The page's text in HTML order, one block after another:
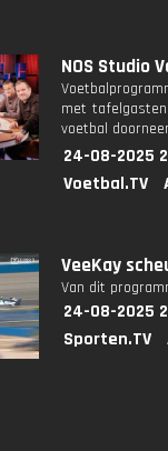
NOS Studio
met
voetbal
24-08-2025
Voetbal.TV
VeeKay
Van dit
24-08-2025
Sporten.TV